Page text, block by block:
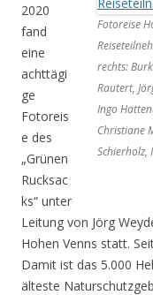
Fotoreise
rechts:
Rautert,
Ingo
Christiane
2020
fand
eine
achttägi
ge
Fotoreis
e des
„Grünen
Rucksac
ks“ unter
Leitung von Jörg
Hohen Venns statt.
Damit ist das 5.000
älteste